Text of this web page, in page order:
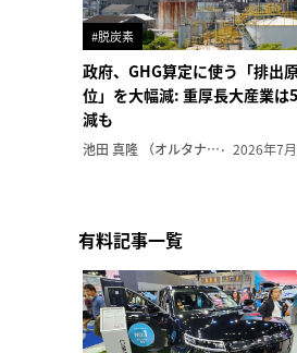
#脱炭素
政府、GHG算定に使う「排出
位」を大幅減: 重厚長大産業は
減も
池田 真隆 （オルタナ輪番編集長） 2026年7
有料記事一覧